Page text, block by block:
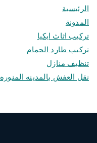
الرئيسية
المدونة
تركيب اثاث ايكيا
تركيب طارد الحمام
تنظيف منازل
نقل العفش بالمدينه المنوره 0562694961